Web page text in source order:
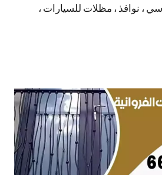
، نوافذ ، مظلات للسيارات ،